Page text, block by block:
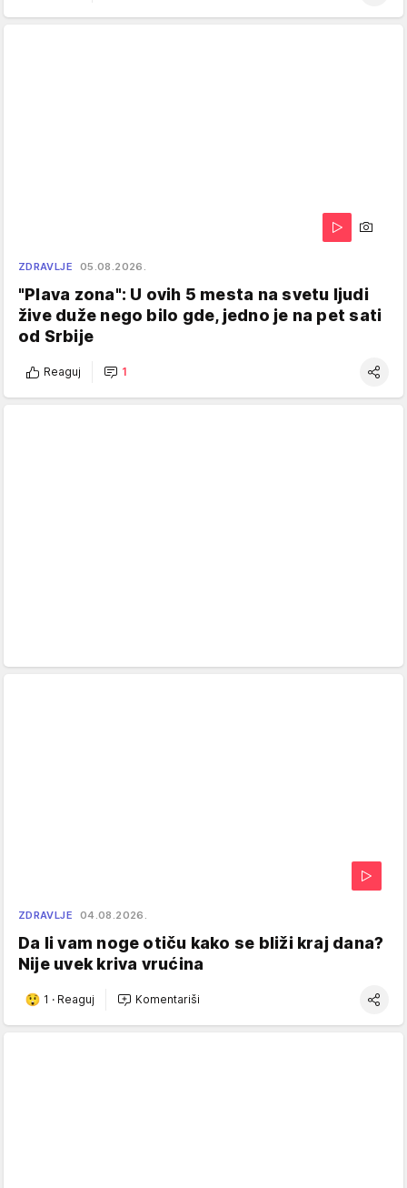
ZDRAVLJE 05.08.2026.
"Plava zona": U ovih 5 mesta na svetu ljudi
žive duže nego bilo gde, jedno je na pet sati
od Srbije
Reaguj 1
ZDRAVLJE 04.08.2026.
Da li vam noge otiču kako se bliži kraj dana?
Nije uvek kriva vrućina
1 · Reaguj Komentariši